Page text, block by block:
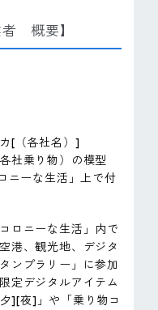
者 概要】
[（各社名）]
社乗り物）の模型
ニーな生活」上で付
ロニーな生活」内で
港、観光地、デジタ
ンプラリー」に参加
定デジタルアイテム
][夜]」や「乗り物コ